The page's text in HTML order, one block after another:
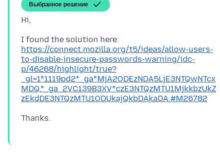
Выбранное решение
https://connect.mozilla.org/t5/ideas/allow-users-
to-disable-insecure-passwords-warning/idc-
p/46268/highlight/true?
_gl=1*1119pd2*_ga*MjA2ODEzNDA5LjE3NTQwNTcx
MDQ.*_ga_2VC139B3XV*czE3NTQzMTU1MjkkbzUkZ
zEkdDE3NTQzMTU1ODUkajQkbDAkaDA.#M26782